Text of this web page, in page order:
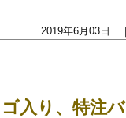
2019年6月03日
入り、特注